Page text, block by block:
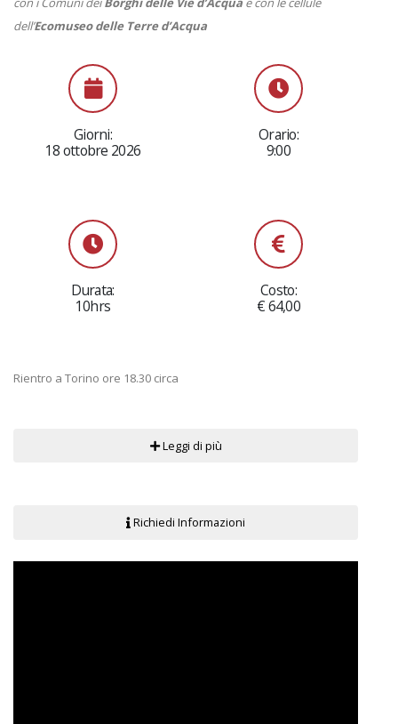
dell’Ecomuseo delle Terre d’Acqua
Giorni:
18 ottobre 2026
Orario:
9:00
Durata:
10hrs
Costo:
€ 64,00
Rientro a Torino ore 18.30 circa
Leggi di più
Richiedi Informazioni